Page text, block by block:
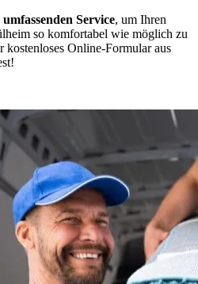
umfassenden Service, um Ihren
so komfortabel wie möglich zu
kostenloses Online-Formular aus